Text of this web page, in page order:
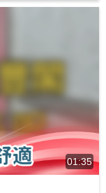
01:35